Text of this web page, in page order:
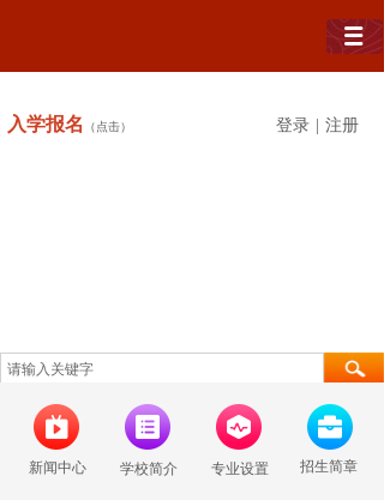
入学报名 （点击） 登录 注册
专业设置
新闻中心 学校简介 招生简章